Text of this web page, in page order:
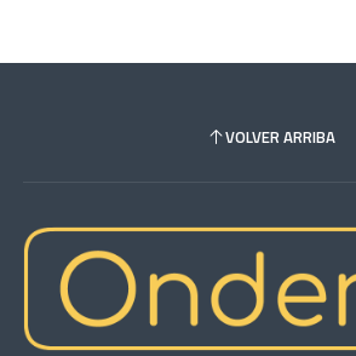
VOLVER ARRIBA